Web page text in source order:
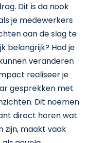
Dit is da nook
je medewerkers
aan de slag te
belangrijk? Had je
veranderen
realiseer je
gesprekken met
Dit noemen
direct horen wat
zijn, maakt vaak